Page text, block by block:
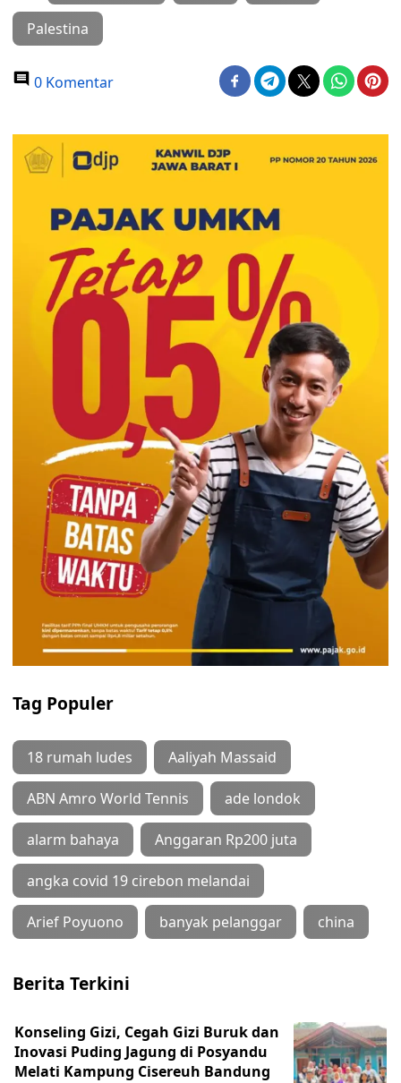
Palestina
0 Komentar
Tag Populer
18 rumah ludes Aaliyah Massaid
ABN Amro World Tennis ade londok
alarm bahaya Anggaran Rp200 juta
angka covid 19 cirebon melandai
Arief Poyuono banyak pelanggar china
Berita Terkini
Konseling Gizi, Cegah Gizi Buruk dan
Inovasi Puding Jagung di Posyandu
Melati Kampung Cisereuh Bandung